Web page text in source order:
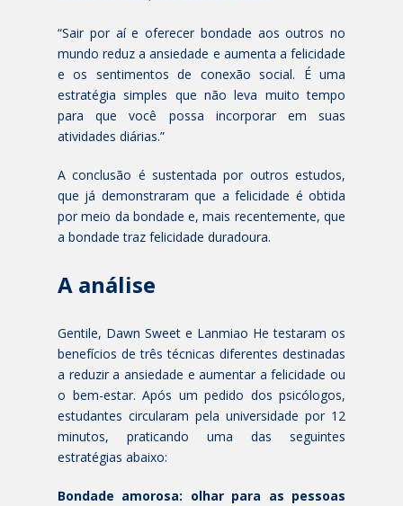
“Sair por aí e oferecer bondade aos outros no
mundo reduz a ansiedade e aumenta a felicidade
e os sentimentos de conexão social. É uma
estratégia simples que não leva muito tempo
para que você possa incorporar em suas
atividades diárias.”
A conclusão é sustentada por outros estudos,
que já demonstraram que a felicidade é obtida
por meio da bondade e, mais recentemente, que
a bondade traz felicidade duradoura.
A análise
Gentile, Dawn Sweet e Lanmiao He testaram os
benefícios de três técnicas diferentes destinadas
a reduzir a ansiedade e aumentar a felicidade ou
o bem-estar. Após um pedido dos psicólogos,
estudantes circularam pela universidade por 12
minutos, praticando uma das seguintes
estratégias abaixo:
Bondade amorosa: olhar para as pessoas